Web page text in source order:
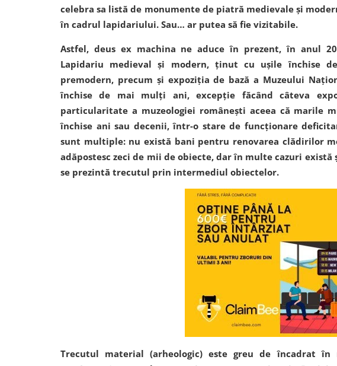
celebra sa listă de monumente de piatră medievale și
în cadrul lapidariului. Sau… ar putea să fie vizitabile.
Astfel, deus ex machina ne aduce în prezent, în anul
Lapidariu medieval și modern, ținut cu ușile închise
premodern, precum și expoziția de bază a Muzeului
închise de mai mulți ani, excepție făcând câteva
particularitate a muzeologiei românești aceea că marile
închise ani sau decenii, într-o stare de funcționare
sunt multiple: nu există bani pentru renovarea clădirilor
adăpostesc zeci de mii de obiecte, dar în multe cazuri
se prezintă trecutul prin intermediul obiectelor.
Trecutul material (arheologic) este greu de încadrat